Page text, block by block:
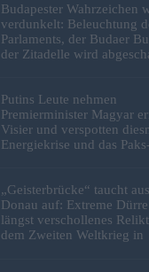
Budapester Wahrzeichen
verdunkelt: Beleuchtung
Parlaments, der Budaer
der Zitadelle wird
Putins Leute nehmen
Premierminister Magyar
Visier und verspotten
Energiekrise und das
„Geisterbrücke“ taucht
Donau auf: Extreme
längst verschollenes
dem Zweiten Weltkrieg in